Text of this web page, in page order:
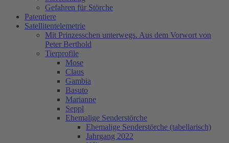
Gefahren für Störche
Patentiere
Satellitentelemetrie
Mit Prinzesschen unterwegs. Aus dem Vorwort von
Peter Berthold
Tierprofile
Mose
Claus
Gambia
Basuto
Marianne
Seppl
Ehemalige Senderstörche
Ehemalige Senderstörche (tabellarisch)
Jahrgang 2022